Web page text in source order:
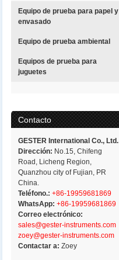
Equipo de prueba para papel y
envasado
Equipo de prueba ambiental
Equipos de prueba para
juguetes
Contacto
GESTER International Co., Ltd.
Dirección: No.15, Chifeng
Road, Licheng Region,
Quanzhou city of Fujian, PR
China.
Teléfono.: +86-19959681869
WhatsApp: +86-19959681869
Correo electrónico:
sales@gester-instruments.com
zoey@gester-instruments.com
Contactar a:Zoey